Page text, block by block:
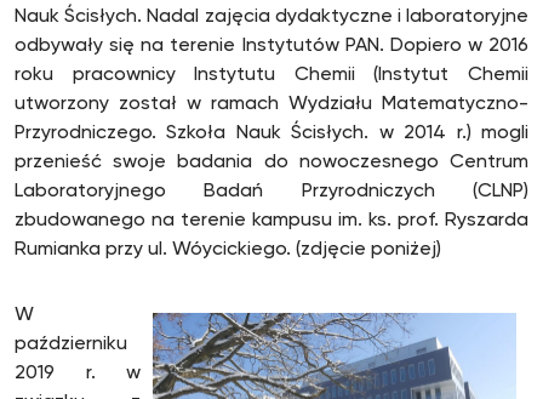
Nauk Ścisłych. Nadal zajęcia dydaktyczne i laboratoryjne
odbywały się na terenie Instytutów PAN. Dopiero w 2016
roku pracownicy Instytutu Chemii (Instytut Chemii
utworzony został w ramach Wydziału Matematyczno-
Przyrodniczego. Szkoła Nauk Ścisłych. w 2014 r.) mogli
przenieść swoje badania do nowoczesnego Centrum
Laboratoryjnego Badań Przyrodniczych (CLNP)
zbudowanego na terenie kampusu im. ks. prof. Ryszarda
Rumianka przy ul. Wóycickiego. (zdjęcie poniżej)
W
październiku
2019 r. w